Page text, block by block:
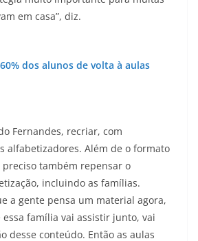
em casa”, diz.
dos alunos de volta à aulas
Fernandes, recriar, com
alfabetizadores. Além de o formato
também repensar o
incluindo as famílias.
a gente pensa um material agora,
família vai assistir junto, vai
desse conteúdo. Então as aulas